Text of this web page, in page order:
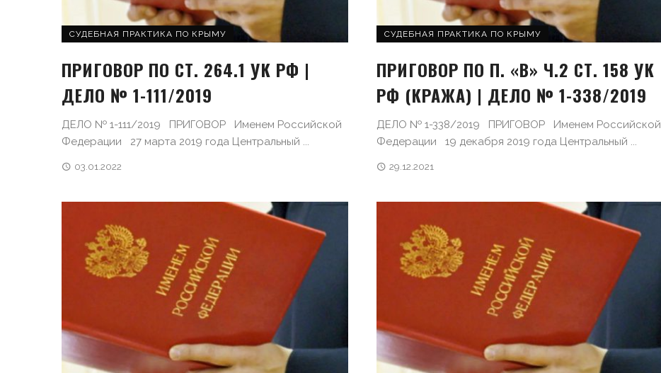
СУДЕБНАЯ ПРАКТИКА ПО КРЫМУ
ПРИГОВОР ПО СТ. 264.1 УК РФ |
ДЕЛО № 1-111/2019
ДЕЛО № 1-111/2019 ПРИГОВОР Именем Российской
Федерации 27 марта 2019 года Центральный ...
03.01.2022
СУДЕБНАЯ ПРАКТИКА ПО КРЫМУ
ПРИГОВОР ПО П. «В» Ч.2 СТ. 158 УК
РФ (КРАЖА) | ДЕЛО № 1-338/2019
ДЕЛО № 1-338/2019 ПРИГОВОР Именем Российской
Федерации 19 декабря 2019 года Центральный ...
29.12.2021